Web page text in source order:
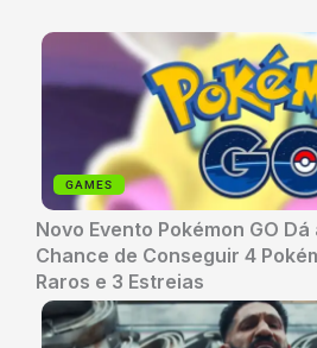
GAMES
Novo Evento Pokémon GO
Chance de Conseguir 4
Raros e 3 Estreias